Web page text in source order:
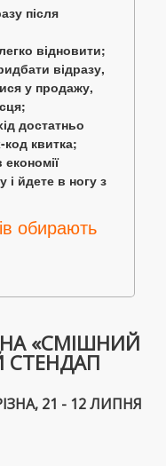
після
відновити;
відразу,
у продажу,
достатньо
квитка;
і йдете в ногу з
обирають
«СМІШНИЙ
СТЕНДАП
21 - 12 ЛИПНЯ